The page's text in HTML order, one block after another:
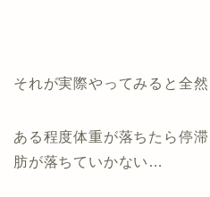
それが実際やってみると全
ある程度体重が落ちたら停
肪が落ちていかない…